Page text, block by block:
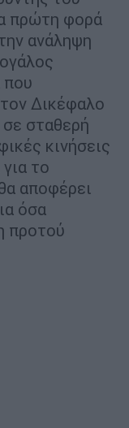
πρώτη φορά
ανάληψη
που
Δικέφαλο
σε σταθερή
κινήσεις
το
αποφέρει
όσα
προτού